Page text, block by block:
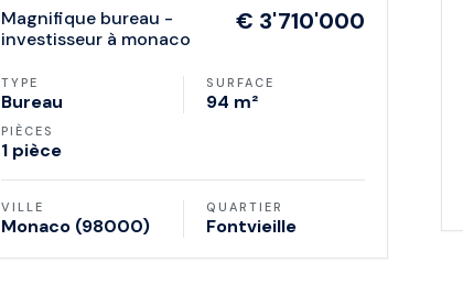
magnifique bureau -
investisseur à monaco
€ 3'710'000
TYPE
Bureau
SURFACE
94 m²
PIÈCES
1 pièce
VILLE
Monaco (98000)
QUARTIER
Fontvieille